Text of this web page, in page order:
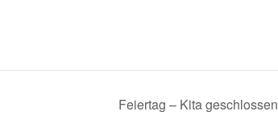
Feiertag – Kita geschlossen